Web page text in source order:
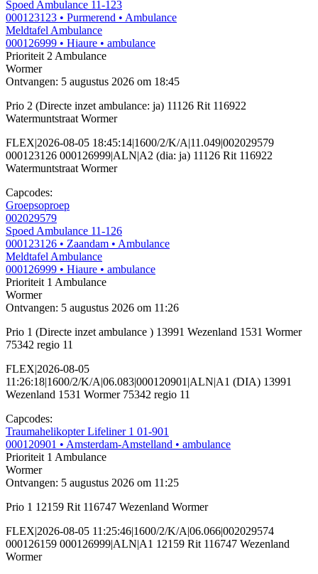
Spoed Ambulance 11-123
000123123 • Purmerend • Ambulance
Meldtafel Ambulance
000126999 • Hiaure • ambulance
Prioriteit 2Ambulance
Wormer
Ontvangen: 5 augustus 2026 om 18:45
Prio 2 (Directe inzet ambulance: ja) 11126 Rit 116922
Watermuntstraat Wormer
FLEX|2026-08-05 18:45:14|1600/2/K/A|11.049|002029579
000123126 000126999|ALN|A2 (dia: ja) 11126 Rit 116922
Watermuntstraat Wormer
Capcodes:
Groepsoproep
002029579
Spoed Ambulance 11-126
000123126 • Zaandam • Ambulance
Meldtafel Ambulance
000126999 • Hiaure • ambulance
Prioriteit 1 Ambulance
Wormer
Ontvangen: 5 augustus 2026 om 11:26
Prio 1 (Directe inzet ambulance ) 13991 Wezenland 1531 Wormer
75342 regio 11
FLEX|2026-08-05
11:26:18|1600/2/K/A|06.083|000120901|ALN|A1 (DIA) 13991
Wezenland 1531 Wormer 75342 regio 11
Capcodes:
Traumahelikopter Lifeliner 1 01-901
000120901 • Amsterdam-Amstelland • ambulance
Prioriteit 1 Ambulance
Wormer
Ontvangen: 5 augustus 2026 om 11:25
Prio 1 12159 Rit 116747 Wezenland Wormer
FLEX|2026-08-05 11:25:46|1600/2/K/A|06.066|002029574
000126159 000126999|ALN|A1 12159 Rit 116747 Wezenland
Wormer